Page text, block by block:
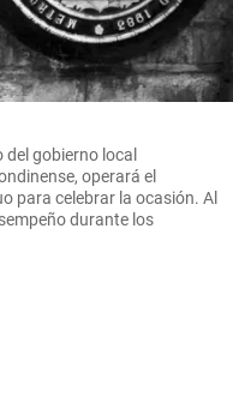
del gobierno local
operará el
para celebrar la ocasión. Al
durante los